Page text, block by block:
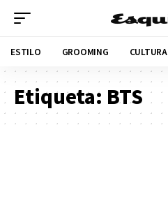
ESTILO GROOMING CULTURA
Etiqueta: BTS